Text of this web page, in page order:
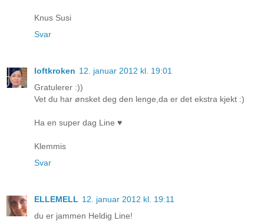
Knus Susi
Svar
loftkroken 12. januar 2012 kl. 19:01
Gratulerer :))
Vet du har ønsket deg den lenge,da er det ekstra kjekt :)
Ha en super dag Line ♥
Klemmis
Svar
ELLEMELL 12. januar 2012 kl. 19:11
du er jammen Heldig Line!